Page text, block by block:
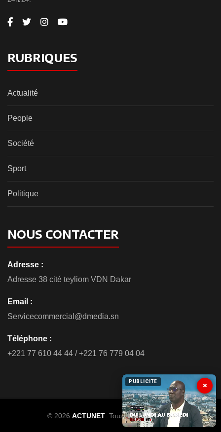
RUBRIQUES
Actualité
People
Société
Sport
Politique
NOUS CONTACTER
Adresse :
Adresse 38 cité teyliom VDN Dakar
Email :
Servicecommercial@dmedia.sn
Téléphone :
+221 77 610 44 44 / +221 76 779 04 04
© 2026 ACTUNET. Tous droits réservés.
×
PUBLICITE